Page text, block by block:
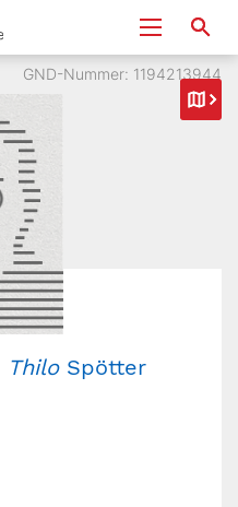
GND-Nummer: 1194213944
ThiloSpötter